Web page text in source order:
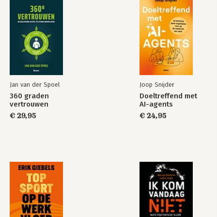
In een wereld die steeds complexer en
onvoorspelbaarder wordt, is
leiderschap van cruciaal belang. De
uitdagingen van deze tijd vereisen
daarom een nieuwe zienswijze om
strategische keuzes te kunnen maken.
360º Vertrouwen kan dienen als moreel
kompas voor deze keuzes.
Een grote mate van vertrouwen werkt
vertrouwen is een routekaart naar
prettiger samenwerken, betere
resultaten en meer werkplezier.
Bekijk alle boeken
Word jij gezien door de ander en wordt er naar je geluisterd?
5.4 Eerlijkheid & rechtvaardigheid 50
Ervaar je eerlijk gedrag bij de ander? Vind je de ander
rechtvaardig?
6 Consistent gedrag 55
Intro (Wat is er nodig om je consistent te gedragen?)
6.1 Congruentie 57
Doet de ander wat hij zegt?
6.2 Verantwoordelijkheid 58
Neemt de ander verantwoordelijkheid voor zijn acties of
6.3 Helderheid 60
7 Systemen 65
Intro (Hoe beïnvloeden systemen je gevoel van vertrouwen?)
7.1 Afspraken & procedures 68
Hoe hebben afspraken of procedures invloed op de mate van
vertrouwen?
Jan van der Spoel
360 graden
vertrouwen
€ 29,95
Joop Snijder
Doeltreffend met
AI-agents
€ 24,95